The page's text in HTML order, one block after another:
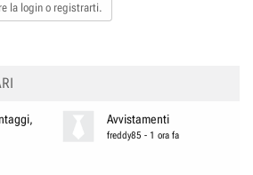
la login o registrarti.
Avvistamenti
freddy85 - 1 ora fa